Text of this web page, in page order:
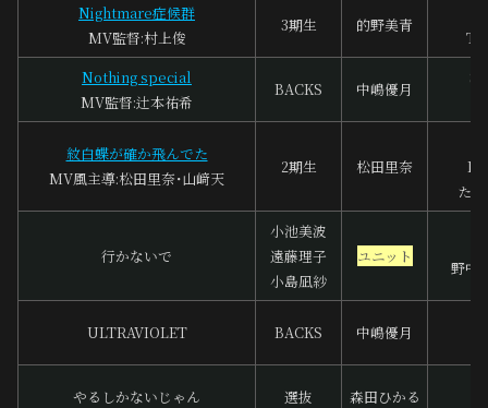
Nightmare症候群
MV監督:村上俊
3期生 的野美青
Nothing special
MV監督:辻本祐希
BACKS 中嶋優月
紋白蝶が確か飛んでた
MV風主導:松田里奈･山﨑天
2期生 松田里奈
た
行かないで
小池美波
遠藤理子
小島凪紗
ユニット
野中
ULTRAVIOLET BACKS 中嶋優月
やるしかないじゃん 選抜 森田ひかる